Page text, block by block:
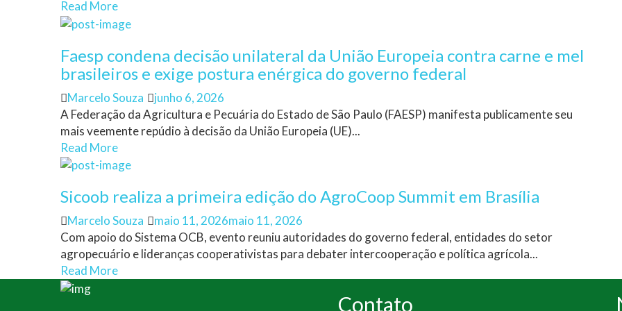
Read More
Faesp condena decisão unilateral da União Europeia contra carne e mel
brasileiros e exige postura enérgica do governo federal
Author
Marcelo Souza
Posted
on
junho 6, 2026
A Federação da Agricultura e Pecuária do Estado de São Paulo (FAESP) manifesta publicamente seu
mais veemente repúdio à decisão da União Europeia (UE)...
Read More
Sicoob realiza a primeira edição do AgroCoop Summit em Brasília
Author
Marcelo Souza
Posted
on
maio 11, 2026maio 11, 2026
Com apoio do Sistema OCB, evento reuniu autoridades do governo federal, entidades do setor
agropecuário e lideranças cooperativistas para debater intercooperação e política agrícola...
Read More
Contato